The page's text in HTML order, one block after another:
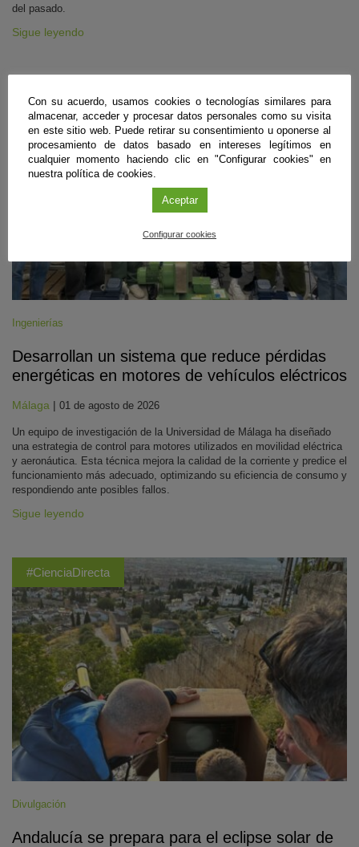
del pasado.
Sigue leyendo
Ingenierías
Desarrollan un sistema que reduce pérdidas
energéticas en motores de vehículos eléctricos
Málaga | 01 de agosto de 2026
Un equipo de investigación de la Universidad de Málaga ha diseñado
una estrategia de control para motores utilizados en movilidad eléctrica
y aeronáutica. Esta técnica mejora la calidad de la corriente y predice el
funcionamiento más adecuado, optimizando su eficiencia de consumo y
respondiendo ante posibles fallos.
Sigue leyendo
#CienciaDirecta
Divulgación
Andalucía se prepara para el eclipse solar de
Con su acuerdo, usamos cookies o tecnologías similares para
almacenar, acceder y procesar datos personales como su visita
en este sitio web. Puede retirar su consentimiento u oponerse al
procesamiento de datos basado en intereses legítimos en
cualquier momento haciendo clic en "Configurar cookies" en
nuestra política de cookies.
Aceptar
Configurar cookies